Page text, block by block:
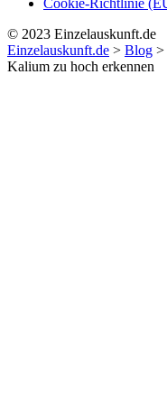
© 2023 Einzelauskunft.de
Einzelauskunft.de > Blog >
Kalium zu hoch erkennen